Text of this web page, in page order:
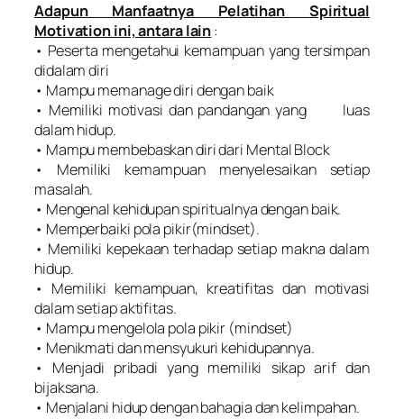
Adapun Manfaatnya Pelatihan Spiritual
Motivation ini, antara lain:
• Peserta mengetahui kemampuan yang tersimpan
didalam diri
• Mampu memanage diri dengan baik
• Memiliki motivasi dan pandangan yang luas
dalam hidup.
• Mampu membebaskan diri dari Mental Block
• Memiliki kemampuan menyelesaikan setiap
masalah.
• Mengenal kehidupan spiritualnya dengan baik.
• Memperbaiki pola pikir(mindset).
• Memiliki kepekaan terhadap setiap makna dalam
hidup.
• Memiliki kemampuan, kreatifitas dan motivasi
dalam setiap aktifitas.
• Mampu mengelola pola pikir (mindset)
• Menikmati dan mensyukuri kehidupannya.
• Menjadi pribadi yang memiliki sikap arif dan
bijaksana.
• Menjalani hidup dengan bahagia dan kelimpahan.